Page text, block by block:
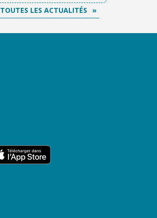
TOUTES LES ACTUALITÉS